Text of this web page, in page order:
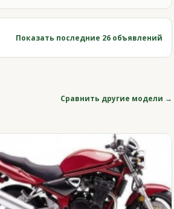
Показать последние 26 объявлений
Сравнить другие модели →